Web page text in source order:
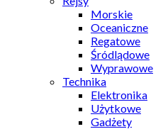
Morskie
Oceaniczne
Regatowe
Śródlądowe
Wyprawowe
Technika
Elektronika
Użytkowe
Gadżety